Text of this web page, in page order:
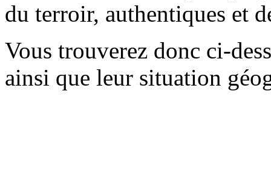
du terroir, authentiques et
Vous trouverez donc ci-
ainsi que leur situation